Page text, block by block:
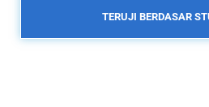
TERUJI BERDASAR